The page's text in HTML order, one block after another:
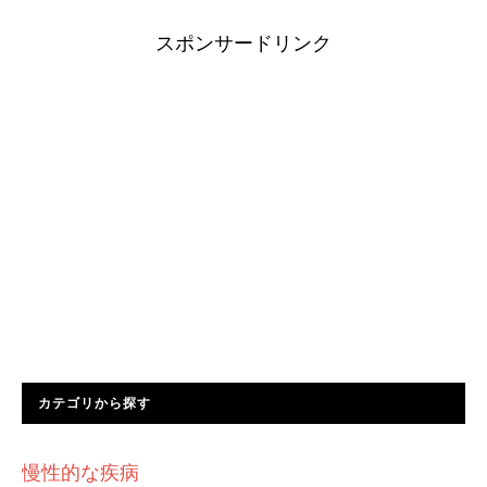
スポンサードリンク
カテゴリから探す
慢性的な疾病